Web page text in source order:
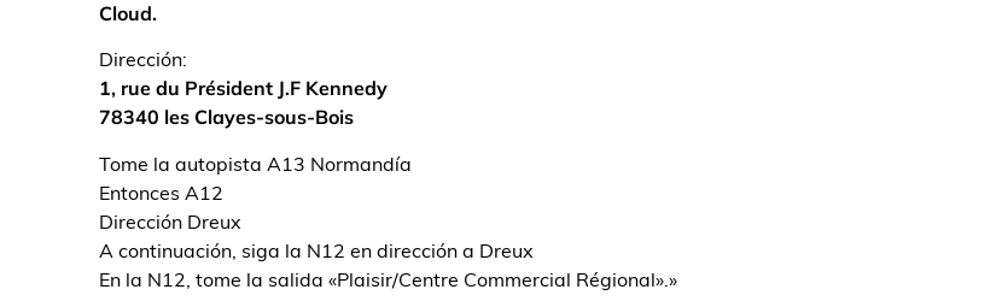
Cloud.
Dirección:
1, rue du Président J.F Kennedy
78340 les Clayes-sous-Bois
Tome la autopista A13 Normandía
Entonces A12
Dirección Dreux
A continuación, siga la N12 en dirección a Dreux
En la N12, tome la salida «Plaisir/Centre Commercial Régional».»